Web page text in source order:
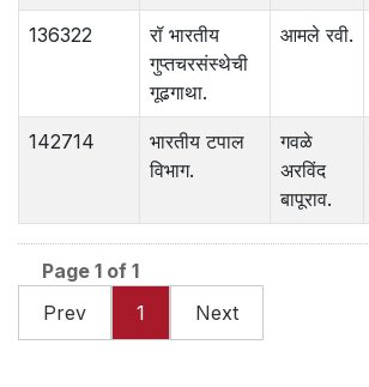
136322
रॉ भारतीय
गुप्तचरसंस्थेची
गूढगाथा.
आमले रवी.
142714
भारतीय टपाल
विभाग.
गवळे
अरविंद
बापूराव.
Page 1 of 1
Prev
1 Next